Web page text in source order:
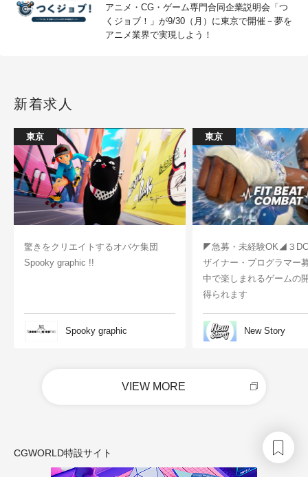
アニメ・CG・ゲーム専門合同企業説明会「つ
くジョブ！」が9/30（月）に東京で開催－夢を
アニメ業界で実現しよう！
新着求人
東京
驚きをクリエイトするオバケ集団
Spooky graphic !!
Spooky graphic
東京
◤急募・未経験OK◢３
ザイナー・プログラマー
中で楽しまれるゲームの
得られます
New Story
VIEW MORE
CGWORLD特設サイト